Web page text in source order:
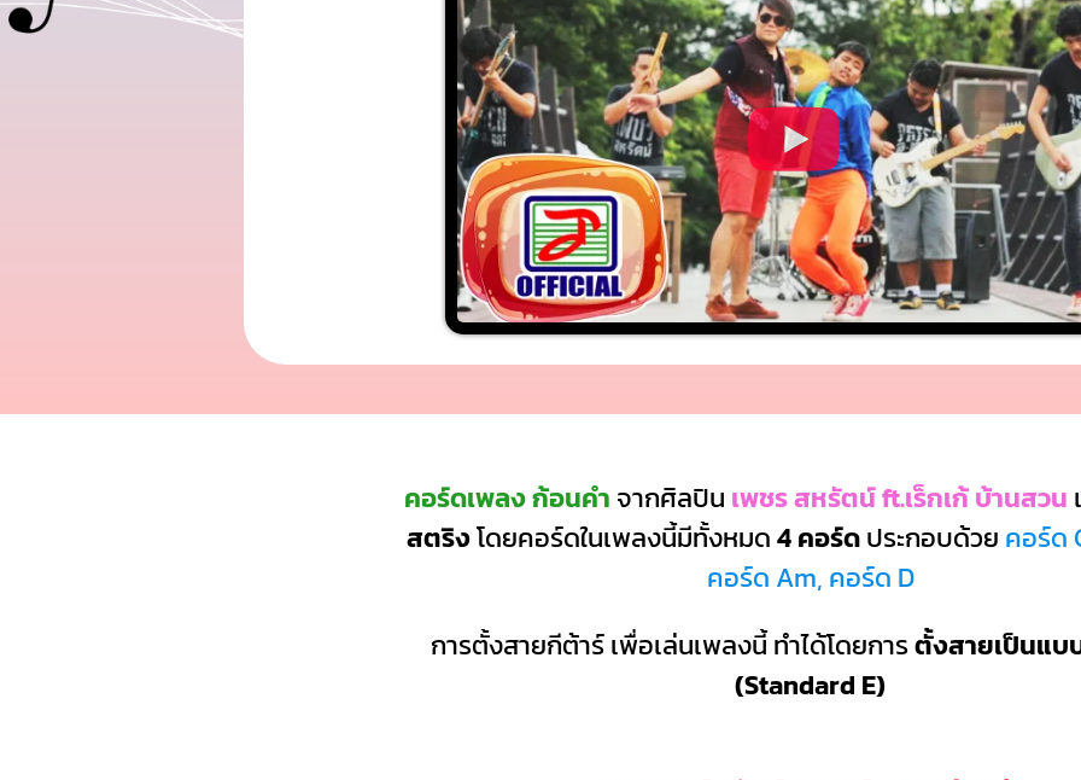
คอร์ดเพลง ก้อนคำ จากศิลปิน เพชร สหรัตน์ ft.เร็กเก้ บ้านสวน
สตริงโดยคอร์ดในเพลงนี้มีทั้งหมด4 คอร์ดประกอบด้วย คอร์ด
คอร์ด Am, คอร์ด D
การตั้งสายกีต้าร์ เพื่อเล่นเพลงนี้ ทำได้โดยการตั้งสายเป็นแบ
(Standard E)